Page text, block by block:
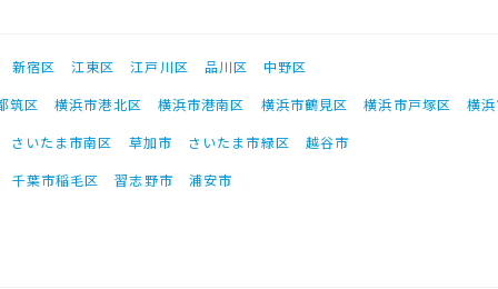
新宿区 江東区 江戸川区 品川区
中野区
筑区
横浜市港北区 横浜市港南区 横浜市鶴見区 横浜市戸塚区
横
さいたま市南区
草加市 さいたま市緑区
越谷市
千葉市稲毛区
習志野市 浦安市